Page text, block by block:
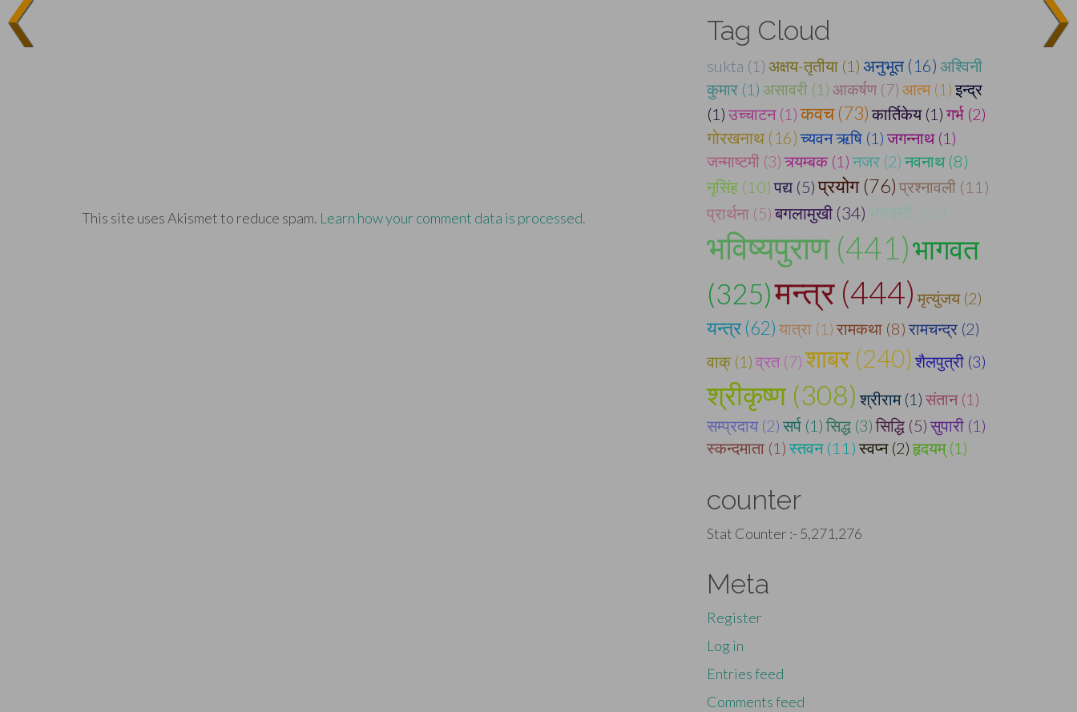
This site uses Akismet to reduce spam. Learn how your comment data is processed.
Tag Cloud
sukta (1) अक्षय-तृतीया (1) अनुभूत (16) अश्विनी
कुमार (1) असावरी (1) आकर्षण (7) आत्म (1) इन्द्र
(1) उच्चाटन (1) कवच (73) कार्तिकेय (1) गर्भ (2)
गोरखनाथ (16) च्यवन ऋषि (1) जगन्नाथ (1)
जन्माष्टमी (3) त्र्यम्बक (1) नजर (2) नवनाथ (8)
नृसिंह (10) पद्य (5) प्रयोग (76) प्रश्नावली (11)
प्रार्थना (5) बगलामुखी (34) भगवती (66)
भविष्यपुराण (441)भागवत
(325)मन्त्र (444) मृत्युंजय (2)
यन्त्र (62) यात्रा (1) रामकथा (8) रामचन्द्र (2)
वाक् (1) व्रत (7) शाबर (240) शैलपुत्री (3)
श्रीकृष्ण (308) श्रीराम (1) संतान (1)
सम्प्रदाय (2) सर्प (1) सिद्ध (3) सिद्धि (5) सुपारी (1)
स्कन्दमाता (1) स्तवन (11) स्वप्न (2) हृदयम् (1)
counter
Stat Counter :- 5,271,276
Meta
Register
Log in
Entries feed
Comments feed